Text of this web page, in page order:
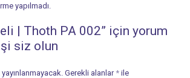
yapılmadı.
| Thoth PA 002” için yorum
siz olun
Gerekli alanlar * ile